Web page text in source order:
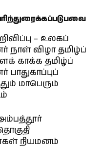
– உலகப்
நாள் விழா தமிழ்ப்
காக்க தமிழ்ப்
பாதுகாப்புப்
மாபெரும்
நியமனம்